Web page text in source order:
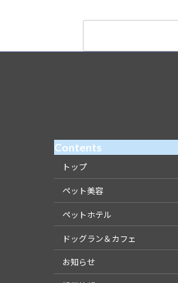
Contents
トップ
ペット美容
ペットホテル
ドッグラン＆カフェ
お知らせ